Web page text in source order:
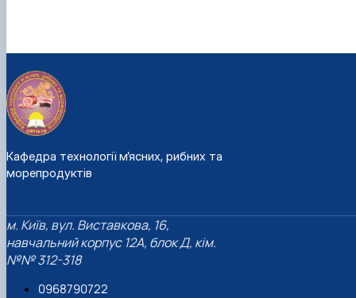
Кафедра технології м’ясних, рибних та
морепродуктів
м. Київ, вул. Виставкова, 16,
навчальний корпус 12А, блок Д, кім.
№№ 312-318
0968790722